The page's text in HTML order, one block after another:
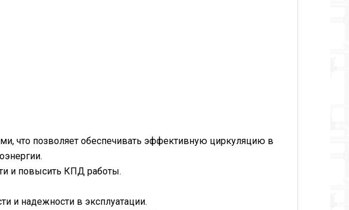
что позволяет обеспечивать эффективную циркуляцию в
и повысить КПД работы.
и надежности в эксплуатации.